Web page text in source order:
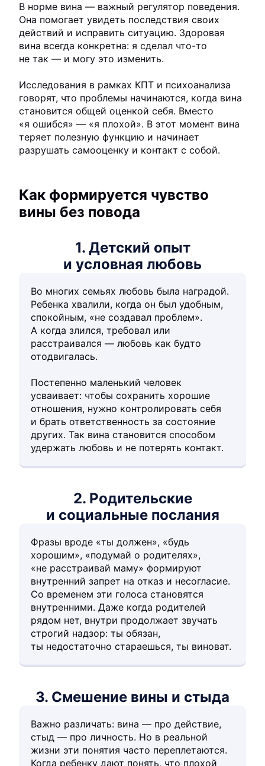
В норме вина — важный регулятор поведения.
Она помогает увидеть последствия своих
действий и исправить ситуацию. Здоровая
вина всегда конкретна: я сделал что-то
не так — и могу это изменить.
Исследования в рамках КПТ и психоанализа
говорят, что проблемы начинаются, когда вина
становится общей оценкой себя. Вместо
«я ошибся» — «я плохой». В этот момент вина
теряет полезную функцию и начинает
разрушать самооценку и контакт с собой.
Как формируется чувство
вины без повода
1. Детский опыт
и условная любовь
Во многих семьях любовь была наградой.
Ребенка хвалили, когда он был удобным,
спокойным, «не создавал проблем».
А когда злился, требовал или
расстраивался — любовь как будто
отодвигалась.
Постепенно маленький человек
усваивает: чтобы сохранить хорошие
отношения, нужно контролировать себя
и брать ответственность за состояние
других. Так вина становится способом
удержать любовь и не потерять контакт.
2. Родительские
и социальные послания
Фразы вроде «ты должен», «будь
хорошим», «подумай о родителях»,
«не расстраивай маму» формируют
внутренний запрет на отказ и несогласие.
Со временем эти голоса становятся
внутренними. Даже когда родителей
рядом нет, внутри продолжает звучать
строгий надзор: ты обязан,
ты недостаточно стараешься, ты виноват.
3. Смешение вины и стыда
Важно различать: вина — про действие,
стыд — про личность. Но в реальной
жизни эти понятия часто переплетаются.
Когда ребенку дают понять, что плохой